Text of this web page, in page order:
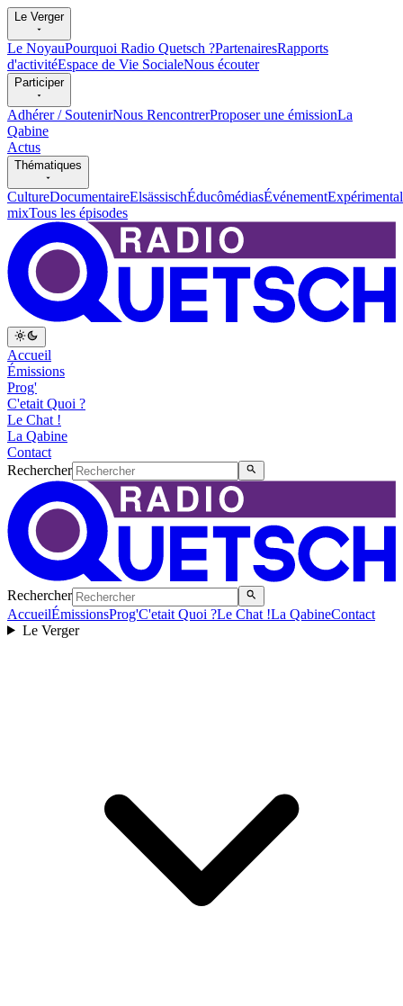
Le Verger
Le NoyauPourquoi Radio Quetsch ?PartenairesRapports
d'activitéEspace de Vie SocialeNous écouter
Participer
Adhérer / SoutenirNous RencontrerProposer une émissionLa
Qabine
Actus
Thématiques
CultureDocumentaireElsässischÉducômédiasÉvénementExpérimental
mixTous les épisodes
Accueil
Émissions
Prog'
C'etait Quoi ?
Le Chat !
La Qabine
Contact
Rechercher
Rechercher
AccueilÉmissionsProg'C'etait Quoi ?Le Chat !La QabineContact
Le Verger